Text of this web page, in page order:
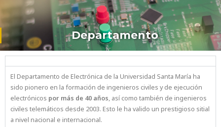
Departamento
El Departamento de Electrónica de la Universidad Santa María ha
sido pionero en la formación de ingenieros civiles y de ejecución
electrónicos por más de 40 años, así como también de ingenieros
civiles telemáticos desde 2003. Esto le ha valido un prestigioso sitial
a nivel nacional e internacional.